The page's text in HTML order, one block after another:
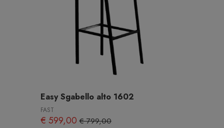
Easy Sgabello alto 1602
FAST
€ 599,00€ 799,00